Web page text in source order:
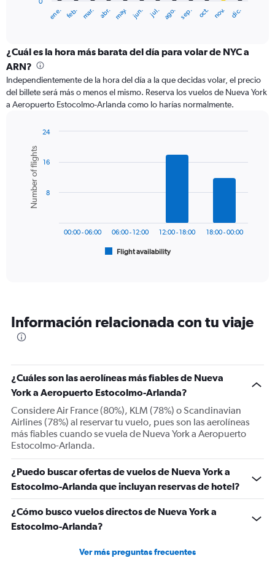
categories.
Range:
categories.
The
chart
axis
displaying
values.
Range:
ene. feb. mar. abr. may. jun. jul. ago. sep. oct. nov. dic.
¿Cuál es la hora más barata del día para volar de NYC a
ARN?
Independientemente de la hora del día a la que decidas volar, el precio
del billete será más o menos el mismo. Reserva los vuelos de Nueva York
a Aeropuerto Estocolmo-Arlanda como lo harías normalmente.
chart
with
bars.
The
categories.
The
Y
axis
displaying
Number
of
flights.
Range:
to
24.
Chart
graphic.
Number of flights
Flight availability
00:00 - 06:00 06:00 - 12:00 12:00 - 18:00 18:00 - 00:00
8
16
24
Información relacionada con tu viaje
¿Cuáles son las aerolíneas más fiables de Nueva
York a Aeropuerto Estocolmo-Arlanda?
Considere Air France (80%), KLM (78%) o Scandinavian
Airlines (78%) al reservar tu vuelo, pues son las aerolíneas
más fiables cuando se vuela de Nueva York a Aeropuerto
Estocolmo-Arlanda.
¿Puedo buscar ofertas de vuelos de Nueva York a
Estocolmo-Arlanda que incluyan reservas de hotel?
¿Cómo busco vuelos directos de Nueva York a
Estocolmo-Arlanda?
Ver más preguntas frecuentes